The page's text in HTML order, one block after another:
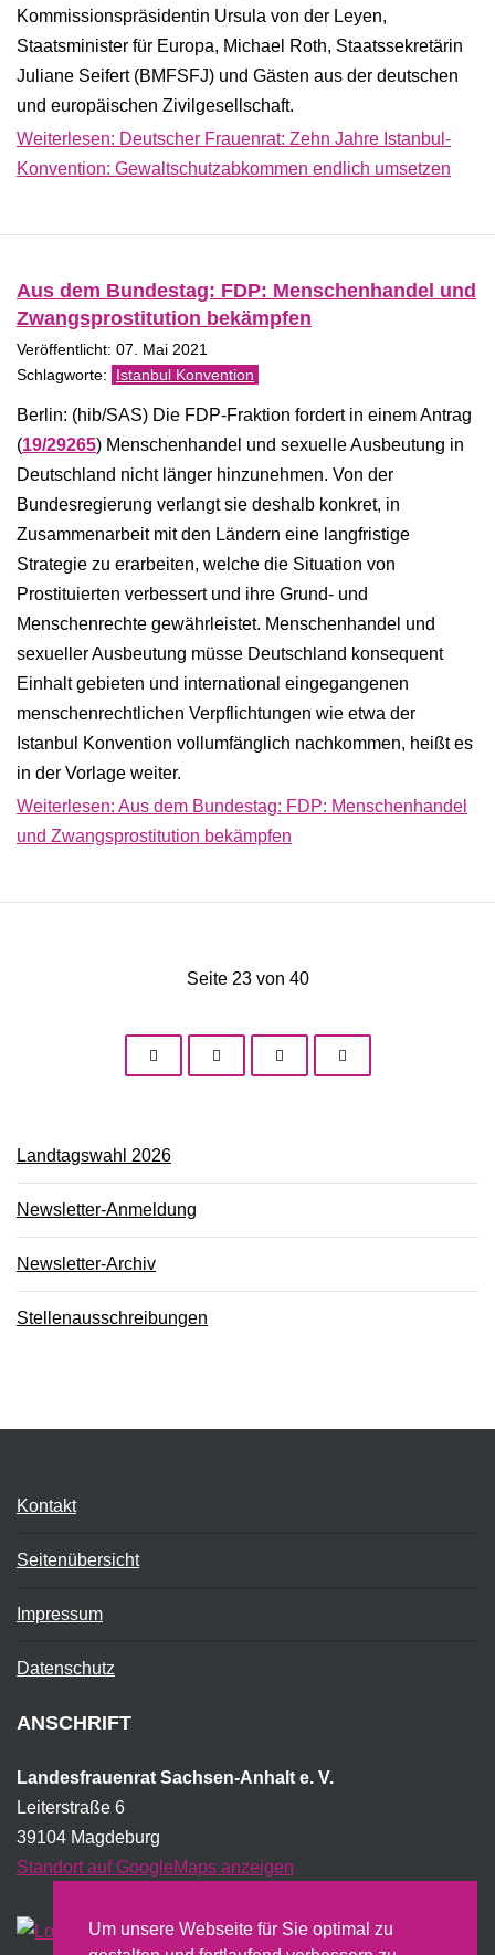
Um unsere Webseite für Sie optimal zu
Kommissionspräsidentin Ursula von der Leyen,
Staatsminister für Europa, Michael Roth, Staatssekretärin
Juliane Seifert (BMFSFJ) und Gästen aus der deutschen
und europäischen Zivilgesellschaft.
Weiterlesen: Deutscher Frauenrat: Zehn Jahre Istanbul-
Konvention: Gewaltschutzabkommen endlich umsetzen
Aus dem Bundestag: FDP: Menschenhandel und
Zwangsprostitution bekämpfen
Veröffentlicht: 07. Mai 2021
Istanbul Konvention
Berlin: (hib/SAS) Die FDP-Fraktion fordert in einem Antrag
(19/29265) Menschenhandel und sexuelle Ausbeutung in
Deutschland nicht länger hinzunehmen. Von der
Bundesregierung verlangt sie deshalb konkret, in
Zusammenarbeit mit den Ländern eine langfristige
Strategie zu erarbeiten, welche die Situation von
Prostituierten verbessert und ihre Grund- und
Menschenrechte gewährleistet. Menschenhandel und
sexueller Ausbeutung müsse Deutschland konsequent
Einhalt gebieten und international eingegangenen
menschenrechtlichen Verpflichtungen wie etwa der
Istanbul Konvention vollumfänglich nachkommen, heißt es
in der Vorlage weiter.
Weiterlesen: Aus dem Bundestag: FDP: Menschenhandel
und Zwangsprostitution bekämpfen
Seite 23 von 40
Landtagswahl 2026
Newsletter-Anmeldung
Newsletter-Archiv
Stellenausschreibungen
Kontakt
Seitenübersicht
Impressum
Datenschutz
ANSCHRIFT
Landesfrauenrat Sachsen-Anhalt e. V.
Leiterstraße 6
39104 Magdeburg
Standort auf GoogleMaps anzeigen